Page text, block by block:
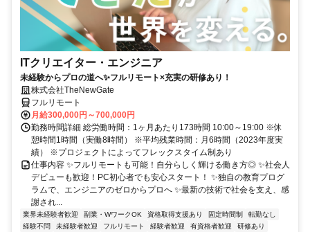
ITクリエイター・エンジニア
未経験からプロの道へ✨フルリモート×充実の研修あり！
株式会社TheNewGate
フルリモート
月給300,000円～700,000円
勤務時間詳細 総労働時間：1ヶ月あたり173時間 10:00～19:00 ※休
憩時間1時間（実働8時間） ※平均残業時間：月6時間（2023年度実
績） ※プロジェクトによってフレックスタイム制あり
仕事内容 ✨フルリモートも可能！自分らしく輝ける働き方◎ ✨社会人
デビューも歓迎！PC初心者でも安心スタート！ ✨独自の教育プログ
ラムで、エンジニアのゼロからプロへ ✨最新の技術で社会を支え、感
謝され...
業界未経験者歓迎 副業・WワークOK 資格取得支援あり 固定時間制
転勤なし
経験不問
未経験者歓迎 フルリモート 経験者歓迎 有資格者歓迎
研修あり